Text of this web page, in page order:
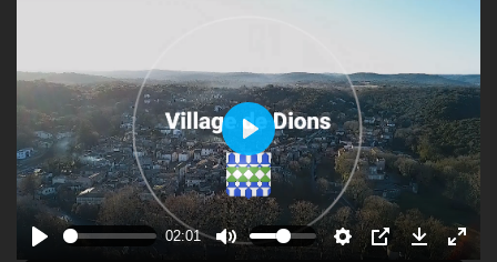
02:01
P
l
a
y